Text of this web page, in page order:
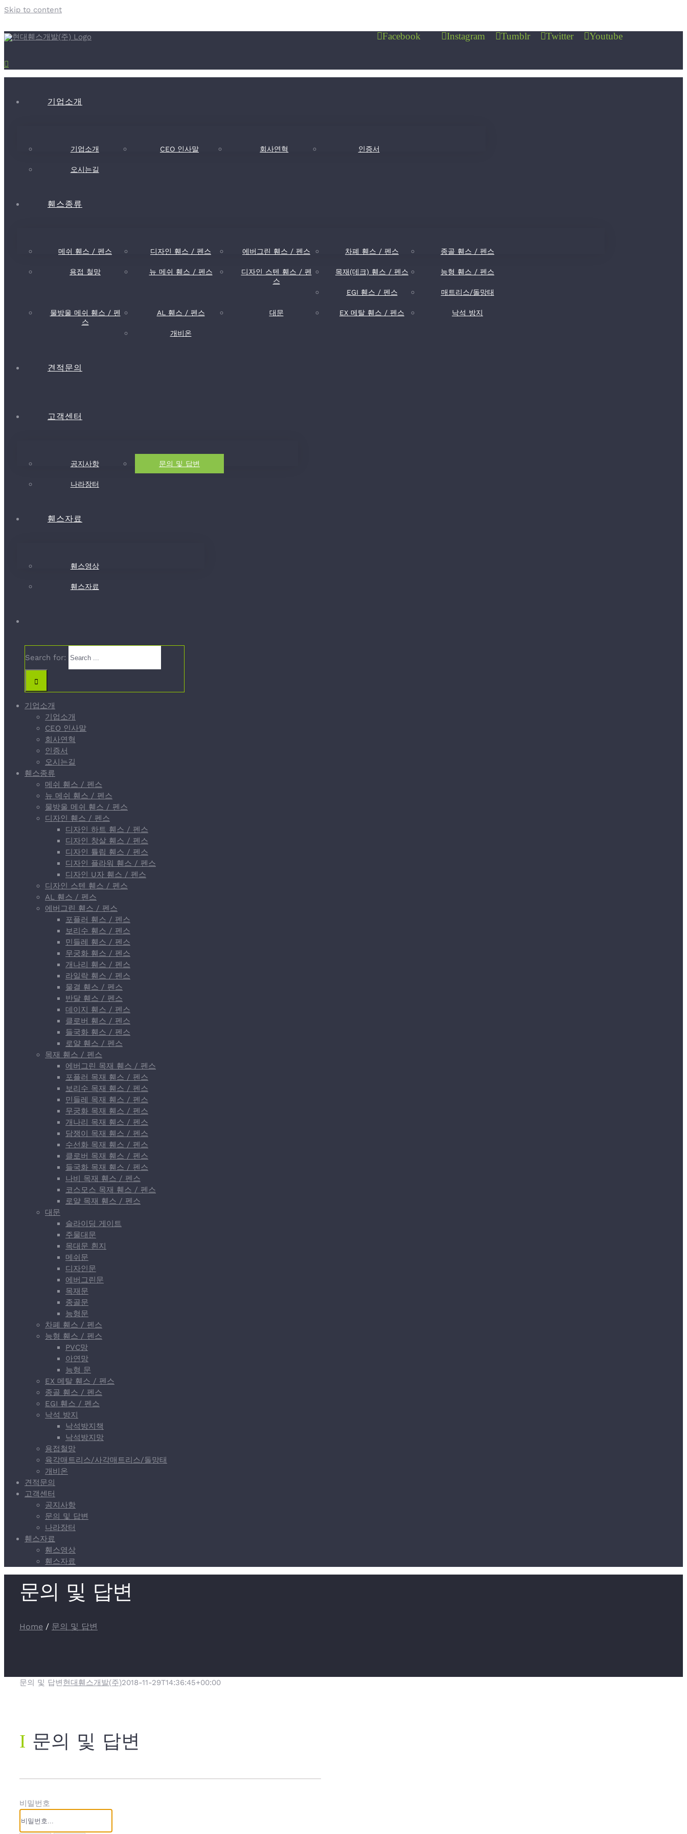
Skip to content
Facebook Instagram Tumblr Twitter Youtube
기업소개
기업소개 CEO 인사말 회사연혁 인증서
오시는길
휀스종류
메쉬 휀스 / 펜스 디자인 휀스 / 펜스 에버그린 휀스 / 펜스 차폐 휀스 / 펜스 종골 휀스 / 펜스
용접 철망 뉴 메쉬 휀스 / 펜스
디자인 스텐 휀스 / 펜
스
목재(데크) 휀스 / 펜스 능형 휀스 / 펜스
EGI 휀스 / 펜스 매트리스/돌망태
물방울 메쉬 휀스 / 펜
스
AL 휀스 / 펜스 대문 EX 메탈 휀스 / 펜스 낙석 방지
개비온
견적문의
고객센터
공지사항 문의 및 답변
나라장터
휀스자료
휀스영상
휀스자료
Search for:
기업소개
기업소개
CEO 인사말
회사연혁
인증서
오시는길
휀스종류
메쉬 휀스 / 펜스
뉴 메쉬 휀스 / 펜스
물방울 메쉬 휀스 / 펜스
디자인 휀스 / 펜스
디자인 하트 휀스 / 펜스
디자인 창살 휀스 / 펜스
디자인 튤립 휀스 / 펜스
디자인 플라워 휀스 / 펜스
디자인 U자 휀스 / 펜스
디자인 스텐 휀스 / 펜스
AL 휀스 / 펜스
에버그린 휀스 / 펜스
포플러 휀스 / 펜스
보리수 휀스 / 펜스
민들레 휀스 / 펜스
무궁화 휀스 / 펜스
개나리 휀스 / 펜스
라일락 휀스 / 펜스
물결 휀스 / 펜스
반달 휀스 / 펜스
데이지 휀스 / 펜스
클로버 휀스 / 펜스
들국화 휀스 / 펜스
로얄 휀스 / 펜스
목재 휀스 / 펜스
에버그린 목재 휀스 / 펜스
포플러 목재 휀스 / 펜스
보리수 목재 휀스 / 펜스
민들레 목재 휀스 / 펜스
무궁화 목재 휀스 / 펜스
개나리 목재 휀스 / 펜스
담쟁이 목재 휀스 / 펜스
수선화 목재 휀스 / 펜스
클로버 목재 휀스 / 펜스
들국화 목재 휀스 / 펜스
나비 목재 휀스 / 펜스
코스모스 목재 휀스 / 펜스
로얄 목재 휀스 / 펜스
대문
슬라이딩 게이트
주물대문
목대문 흰지
메쉬문
디자인문
에버그린문
목재문
종골문
능형문
차폐 휀스 / 펜스
능형 휀스 / 펜스
PVC망
아연망
능형 문
EX 메탈 휀스 / 펜스
종골 휀스 / 펜스
EGI 휀스 / 펜스
낙석 방지
낙석방지책
낙석방지망
용접철망
육각매트리스/사각매트리스/돌망태
개비온
견적문의
고객센터
공지사항
문의 및 답변
나라장터
휀스자료
휀스영상
휀스자료
문의 및 답변
Home / 문의 및 답변
문의 및 답변현대휀스개발(주)2018-11-29T14:36:45+00:00
Ι 문의 및 답변
비밀번호